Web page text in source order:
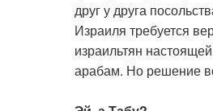
друг у друга
Израиля требуется
израильтян
арабам. Но решение